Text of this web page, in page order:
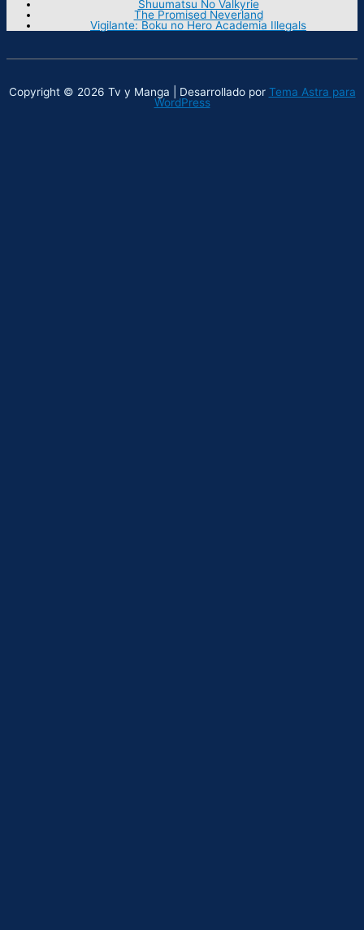
Shuumatsu No Valkyrie
The Promised Neverland
Vigilante: Boku no Hero Academia Illegals
Copyright © 2026 Tv y Manga | Desarrollado por Tema Astra para
WordPress